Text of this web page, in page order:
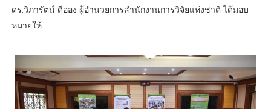
ดร.วิภารัตน์ ดีอ่อง ผู้อำนวยการสำนักงานการวิจัยแห่งชาติ ได้มอบ
หมายให้